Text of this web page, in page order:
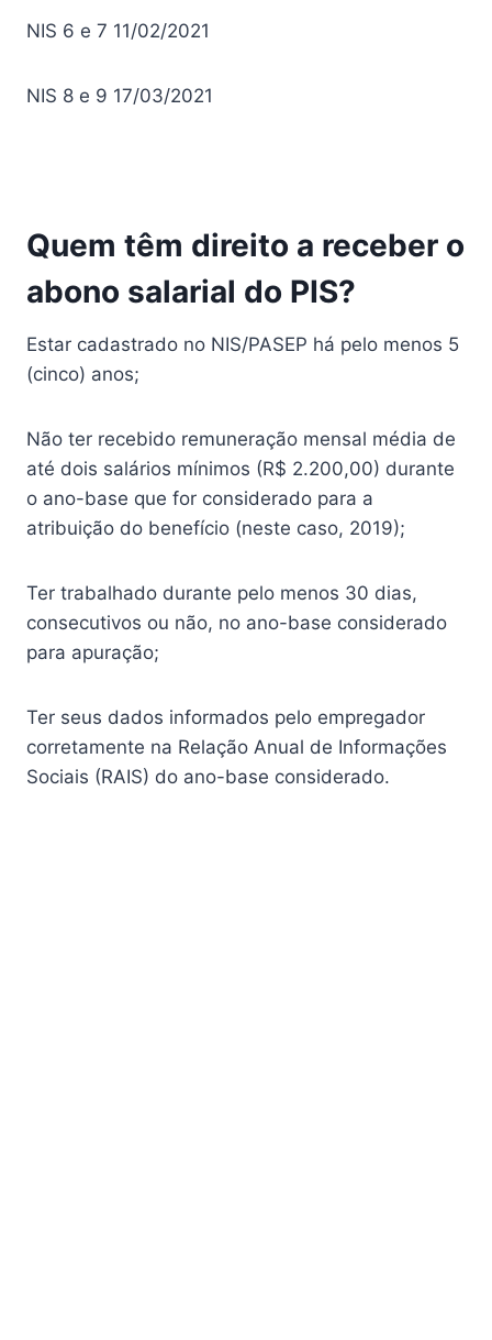
NIS 6 e 7 11/02/2021
NIS 8 e 9 17/03/2021
Quem têm direito a receber o
abono salarial do PIS?
Estar cadastrado no NIS/PASEP há pelo menos 5
(cinco) anos;
Não ter recebido remuneração mensal média de
até dois salários mínimos (R$ 2.200,00) durante
o ano-base que for considerado para a
atribuição do benefício (neste caso, 2019);
Ter trabalhado durante pelo menos 30 dias,
consecutivos ou não, no ano-base considerado
para apuração;
Ter seus dados informados pelo empregador
corretamente na Relação Anual de Informações
Sociais (RAIS) do ano-base considerado.